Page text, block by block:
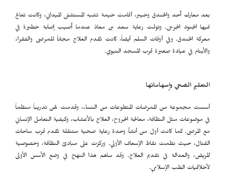
بعد معارك أُحد والخندق وخيبر، أقامت خيمة تشبه المستشفى الميداني، وكانت تعالج
فيها الجنود الجرحى. وتولت رعاية سعد بن معاذ عندما أُصيب إصابة خطيرة في
معركة الخندق. وفي أوقات السلم أيضاً، كانت تُقدم العلاج مجاناً للمرضى والفقراء
والأيتام في عيادة صغيرة قرب المسجد النبوي.
التعليم الصحي وإسهاماتها
أسست مجموعة من الممرضات المتطوعات من النساء، وقدمت لهن تدريباً منظماً
في موضوعات مثل النظافة، معالجة الجروح، العلاج بالأعشاب، وكيفية التعامل الإنساني
مع المرضى. كما كانت أول من أنشأ وحدة رعاية صحية متنقلة تُقدم قرب ساحات
القتال، حيث نظمت نقاط الإسعاف الأولي. وركزت على مبادئ النظافة، وخصوصية
المريض، والعدالة في تقديم العلاج. وقد ساهم هذا النهج في وضع الأسس الأولى
لأخلاقيات الطب الإسلامي.